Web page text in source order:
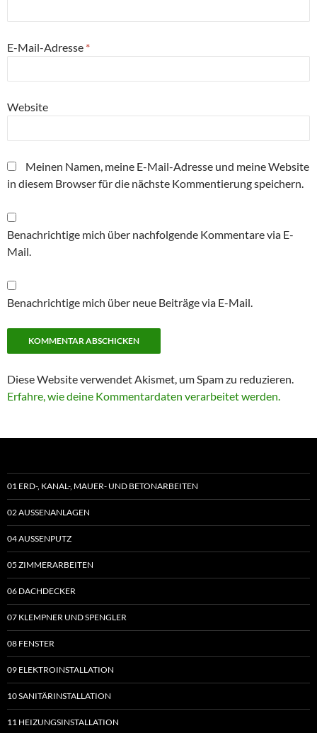
E-Mail-Adresse *
Website
Meinen Namen, meine E-Mail-Adresse und meine Website
in diesem Browser für die nächste Kommentierung speichern.
Benachrichtige mich über nachfolgende Kommentare via E-
Mail.
Benachrichtige mich über neue Beiträge via E-Mail.
Diese Website verwendet Akismet, um Spam zu reduzieren.
Erfahre, wie deine Kommentardaten verarbeitet werden.
01 ERD-, KANAL-, MAUER- UND BETONARBEITEN
02 AUSSENANLAGEN
04 AUSSENPUTZ
05 ZIMMERARBEITEN
06 DACHDECKER
07 KLEMPNER UND SPENGLER
08 FENSTER
09 ELEKTROINSTALLATION
10 SANITÄRINSTALLATION
11 HEIZUNGSINSTALLATION